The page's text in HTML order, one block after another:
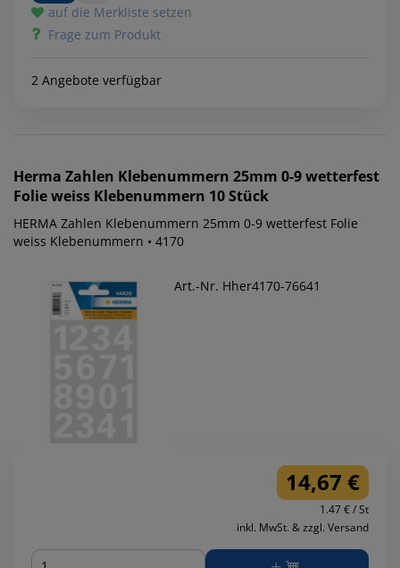
auf die Merkliste setzen
Frage zum Produkt
2 Angebote verfügbar
Herma Zahlen Klebenummern 25mm 0-9 wetterfest
Folie weiss Klebenummern 10 Stück
HERMA Zahlen Klebenummern 25mm 0-9 wetterfest Folie
weiss Klebenummern • 4170
Art.-Nr. Hher4170-76641
14,67 €
1.47 € / St
inkl. MwSt. & zzgl. Versand
Menge